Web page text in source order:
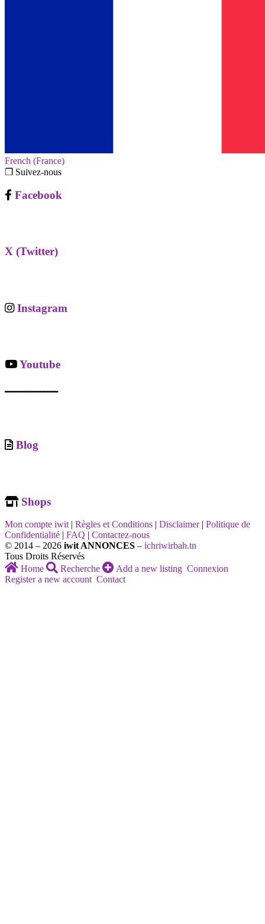
French (France)‎
❐ Suivez-nous
Facebook
X (Twitter)
Instagram
Youtube
ـــــــــــــــ
Blog
Shops
Mon compte iwit | Règles et Conditions | Disclaimer | Politique de
Confidentialité | FAQ | Contactez-nous
© 2014 – 2026 iwit ANNONCES – ichriwirbah.tn
Tous Droits Réservés
Home
Recherche Add a new listing Connexion
Register a new account Contact